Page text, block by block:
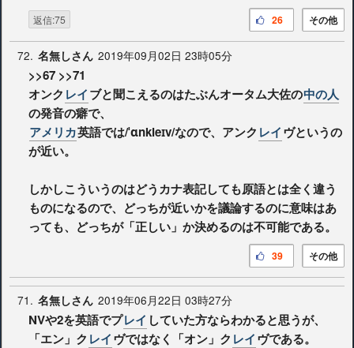
返信:75 その他
26
72. 名無しさん 2019年09月02日 23時05分
>>67 >>71
オンク レイブと聞こえるのはたぶんオータム大佐の中の人
の発音の癖で、
アメリカ英語では/ˈɑnkleɪv/なので、アンク レイヴというの
が近い。
しかしこういうのはどうカナ表記しても原語とは全く違う
ものになるので、どっちが近いかを議論するのに意味はあ
っても、どっちが「正しい」か決めるのは不可能である。
その他
39
71. 名無しさん 2019年06月22日 03時27分
NVや2を英語でプレイ していた方ならわかると思うが、
「エン」ク レイヴではなく「オン」ク レイヴである。